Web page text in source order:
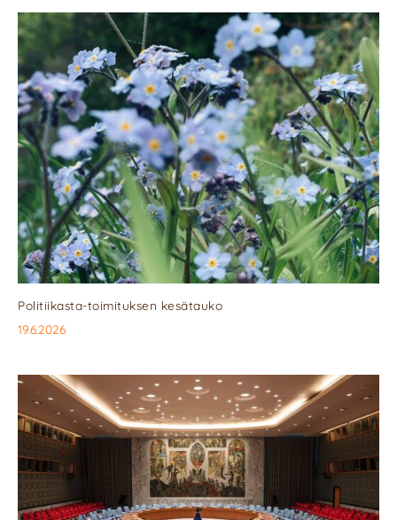
Politiikasta-toimituksen kesätauko
19.6.2026